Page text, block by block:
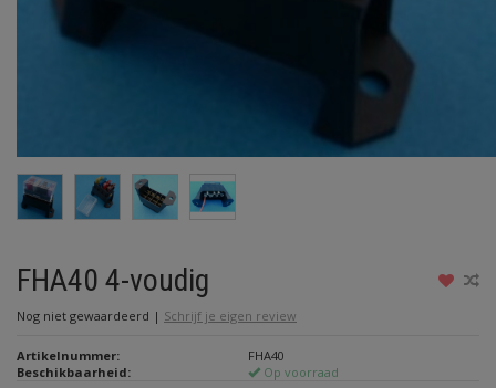
FHA40 4-voudig
Nog niet gewaardeerd | Schrijf je eigen review
Artikelnummer:
FHA40
Beschikbaarheid:
Op voorraad